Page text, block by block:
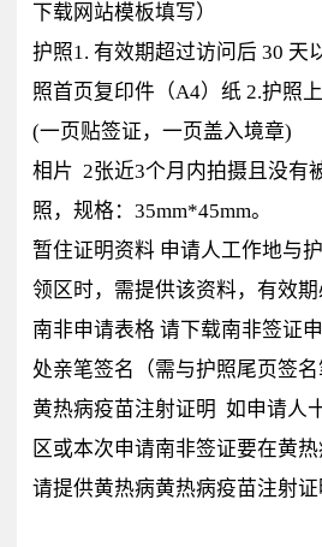
下载网站模板填写）
护照1. 有效期超过访问后 30 天
照首页复印件（A4）纸 2.护照
(一页贴签证，一页盖入境章)
相片 2张近3个月内拍摄且没有
照，规格：35mm*45mm。
暂住证明资料 申请人工作地与
领区时，需提供该资料，有效期
南非申请表格 请下载南非签证
处亲笔签名（需与护照尾页签名
黄热病疫苗注射证明 如申请人
区或本次申请南非签证要在黄热
请提供黄热病黄热病疫苗注射证